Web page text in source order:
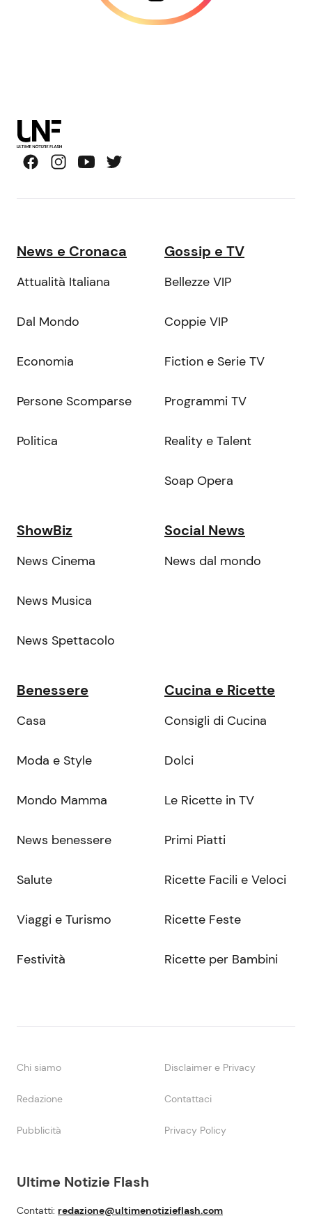
Ultime Notizie Flash
Contatti: redazione@ultimenotizieflash.com
News e Cronaca
Attualità Italiana
Dal Mondo
Economia
Persone Scomparse
Politica
Gossip e TV
Bellezze VIP
Coppie VIP
Fiction e Serie TV
Programmi TV
Reality e Talent
Soap Opera
ShowBiz
News Cinema
News Musica
News Spettacolo
Social News
News dal mondo
Benessere
Casa
Moda e Style
Mondo Mamma
News benessere
Salute
Viaggi e Turismo
Festività
Cucina e Ricette
Consigli di Cucina
Dolci
Le Ricette in TV
Primi Piatti
Ricette Facili e Veloci
Ricette Feste
Ricette per Bambini
Chi siamo Disclaimer e Privacy
Redazione Contattaci
Pubblicità Privacy Policy